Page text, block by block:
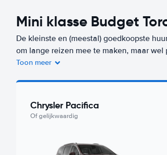
Mini klasse Budget
De kleinste en (meestal) goedkoopste
om lange reizen mee te maken, maar
auto’s verbruiken heel weinig brandstof.
Pearson International Airport) vanaf
per
goedkoopste auto uit deze klasse met
Toon meer
Chrysler Pacifica
Of gelijkwaardig